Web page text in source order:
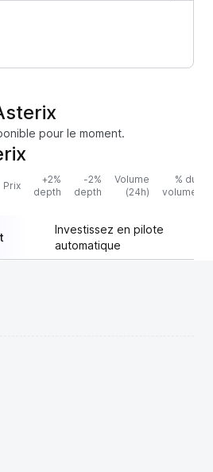
pour le moment.
Prix
+2%
depth
-2%
depth
Volume
(24h)
% du
volume
Investissez en pilote
automatique